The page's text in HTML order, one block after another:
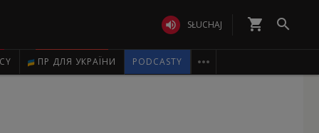
 SŁUCHAJ shopping_cart 
ПР ДЛЯ УКРАЇНИ PODCASTY 